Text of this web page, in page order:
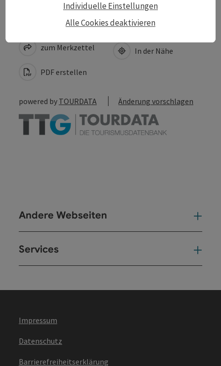
Beitrag merken
zum Merkzettel
PDF erstellen
Beitrag drucken
In der Nähe
powered by TOURDATA Änderung vorschlagen
Andere Webseiten
Services
Impressum
Datenschutz
Barrierefreiheitserklärung
Alle Cookies deaktivieren
Individuelle Einstellungen